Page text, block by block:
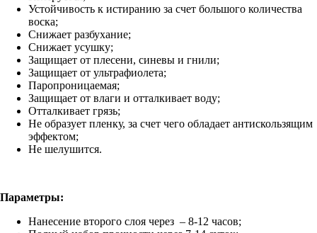
Устойчивость к истиранию за счет большого количества
воска;
Снижает разбухание;
Снижает усушку;
Защищает от плесени, синевы и гнили;
Защищает от ультрафиолета;
Паропроницаемая;
Защищает от влаги и отталкивает воду;
Отталкивает грязь;
Не образует пленку, за счет чего обладает антискользящим
эффектом;
Не шелушится.
Параметры:
Нанесение второго слоя через – 8-12 часов;